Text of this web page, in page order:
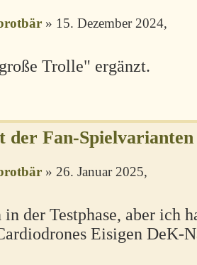
» 15. Dezember 2024,
Trolle" ergänzt.
der Fan-Spielvarianten
» 26. Januar 2025,
der Testphase, aber ich
Eisigen DeK-